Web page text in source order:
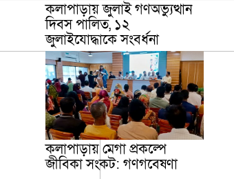
কলাপাড়ায় জুলাই গণঅভ্যুত্থান
দিবস পালিত, ১২
জুলাইযোদ্ধাকে সংবর্ধনা
কলাপাড়ায় মেগা প্রকল্পে
জীবিকা সংকট: গণগবেষণা